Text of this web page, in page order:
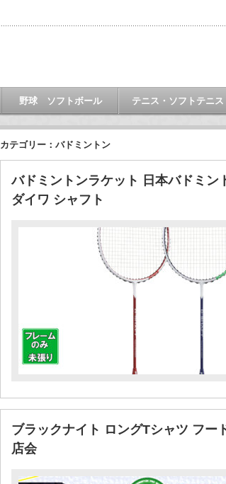
野球 ソフトボール テニス・ソフトテニス
カテゴリー：バドミントン
バドミントンラケット 日本バドミン
ダイワ シャフト
ブラックナイト ロングTシャツ フー
店会